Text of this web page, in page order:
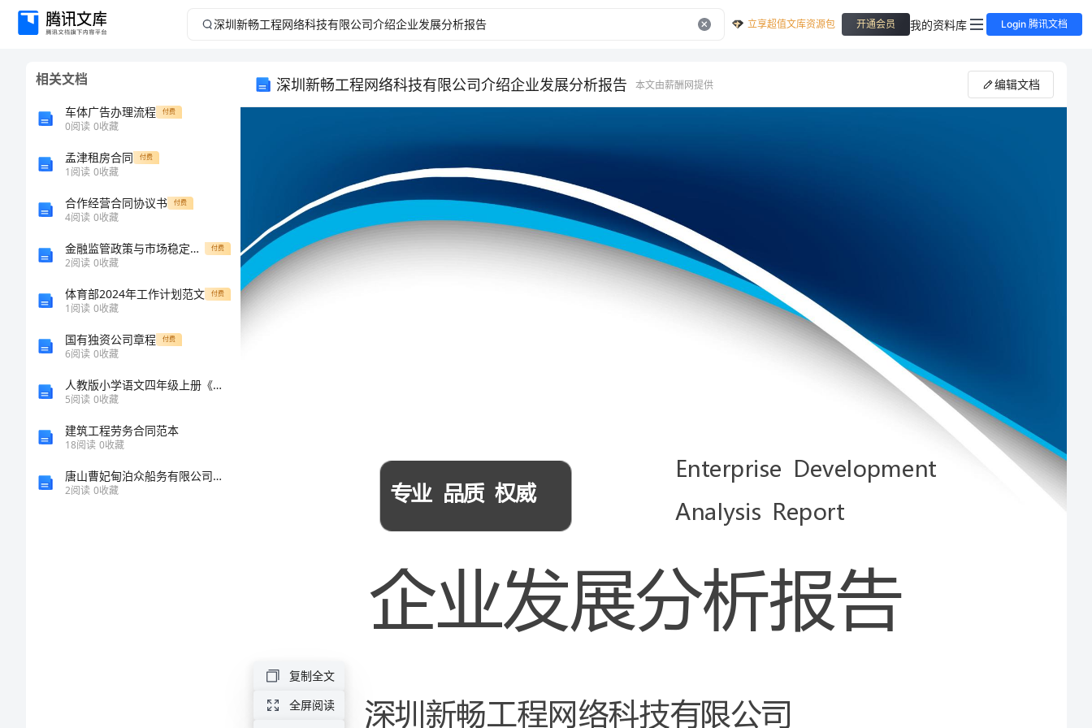
深
立享超值文库资源包 开通会员 我的资料库 Login 腾讯文档
相关文档
车体广告办理流程 付费
0阅读 0收藏
孟津租房合同 付费
1阅读 0收藏
合作经营合同协议书 付费
4阅读 0收藏
金融监管政策与市场稳定性影响机制研究综述 付费
2阅读 0收藏
体育部2024年工作计划范文 付费
1阅读 0收藏
国有独资公司章程 付费
6阅读 0收藏
人教版小学语文四年级上册《选读课文5迷人张家界》教案27
5阅读 0收藏
建筑工程劳务合同范本
18阅读 0收藏
唐山曹妃甸泊众船务有限公司介绍企业发展分析报告
2阅读 0收藏
深圳新畅工程网络科技有限公司介绍企业发展分析报告 本文由薪酬网提供 编辑文档
企业发展分析报告
复制全文
全屏阅读